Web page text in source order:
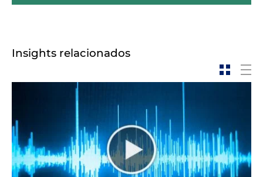
Insights relacionados